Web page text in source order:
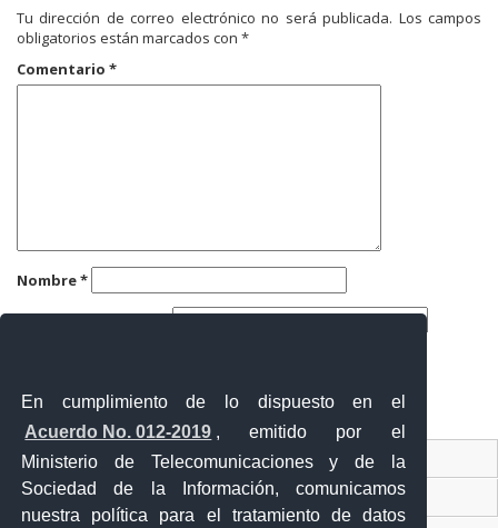
En cumplimiento de lo dispuesto en el
Acuerdo No. 012-2019 , emitido por el
Ministerio de Telecomunicaciones y de la
Sociedad de la Información, comunicamos
nuestra política para el tratamiento de datos
Tu dirección de correo electrónico no será publicada. Los campos
obligatorios están marcados con *
Comentario *
Nombre*
Correo electrónico*
Contacto Ciudadano
Ventanilla Única de Comercio Exterior